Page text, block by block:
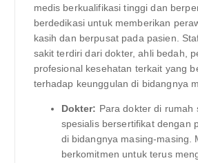
medis berkualifikasi tinggi dan
berdedikasi untuk memberikan
kasih dan berpusat pada pasien.
sakit terdiri dari dokter, ahli bedah,
profesional kesehatan terkait yang
terhadap keunggulan di bidangnya
Dokter: Para dokter di rumah
spesialis bersertifikat dengan
di bidangnya masing-masing.
berkomitmen untuk terus